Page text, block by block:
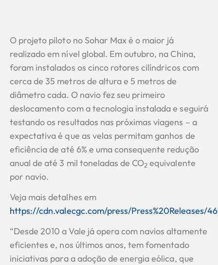
O projeto piloto no Sohar Max é o maior já
realizado em nível global. Em outubro, na China,
foram instalados os cinco rotores cilíndricos com
cerca de 35 metros de altura e 5 metros de
diâmetro cada. O navio fez seu primeiro
deslocamento com a tecnologia instalada e seguirá
testando os resultados nas próximas viagens – a
expectativa é que as velas permitam ganhos de
eficiência de até 6% e uma consequente redução
anual de até 3 mil toneladas de CO​2 equivalente
por navio.
Veja mais detalhes em
https://cdn.valecgc.com/press/Press%20Releases/
“Desde 2010 a Vale já opera com navios altamente
eficientes e, nos últimos anos, tem fomentado
iniciativas para a adoção de energia eólica, que